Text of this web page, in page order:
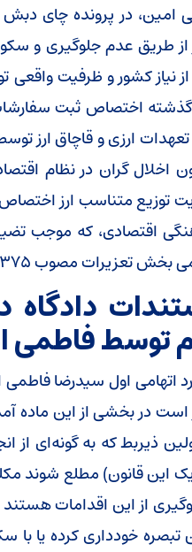
امین، در پرونده چای دبش
طریق عدم جلوگیری و
نیاز کشور و ظرفیت
گذشته اختصاص ثبت
توزیع متناسب ارز
تعزیرات مصوب ۱۳۷۵) بوده است.
توسط فاطمی
در بخشی از این ماده
ذیربط که به گونه‌ای از
این قانون) مطلع شوند
از این اقدامات
تبصره خودداری کرده